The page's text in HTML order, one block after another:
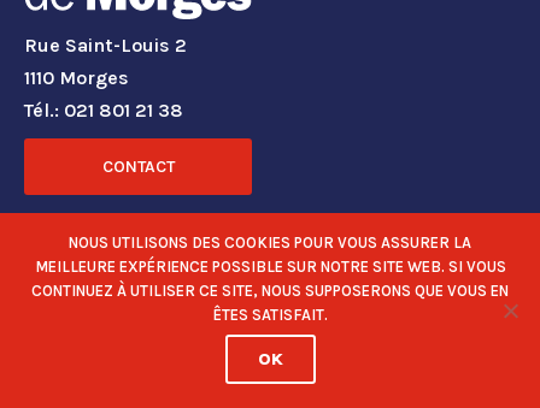
Rue Saint-Louis 2
1110 Morges
Tél.: 021 801 21 38
CONTACT
RÉSEAUX SOCIAUX
NOUS UTILISONS DES COOKIES POUR VOUS ASSURER LA
MEILLEURE EXPÉRIENCE POSSIBLE SUR NOTRE SITE WEB. SI VOUS
CONTINUEZ À UTILISER CE SITE, NOUS SUPPOSERONS QUE VOUS EN
ÊTES SATISFAIT.
OK